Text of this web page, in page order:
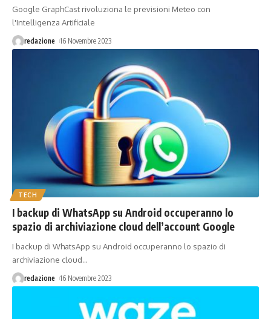
Google GraphCast rivoluziona le previsioni Meteo con
l'Intelligenza Artificiale
redazione 16 Novembre 2023
TECH
I backup di WhatsApp su Android occuperanno lo
spazio di archiviazione cloud dell’account Google
I backup di WhatsApp su Android occuperanno lo spazio di
archiviazione cloud…
redazione 16 Novembre 2023